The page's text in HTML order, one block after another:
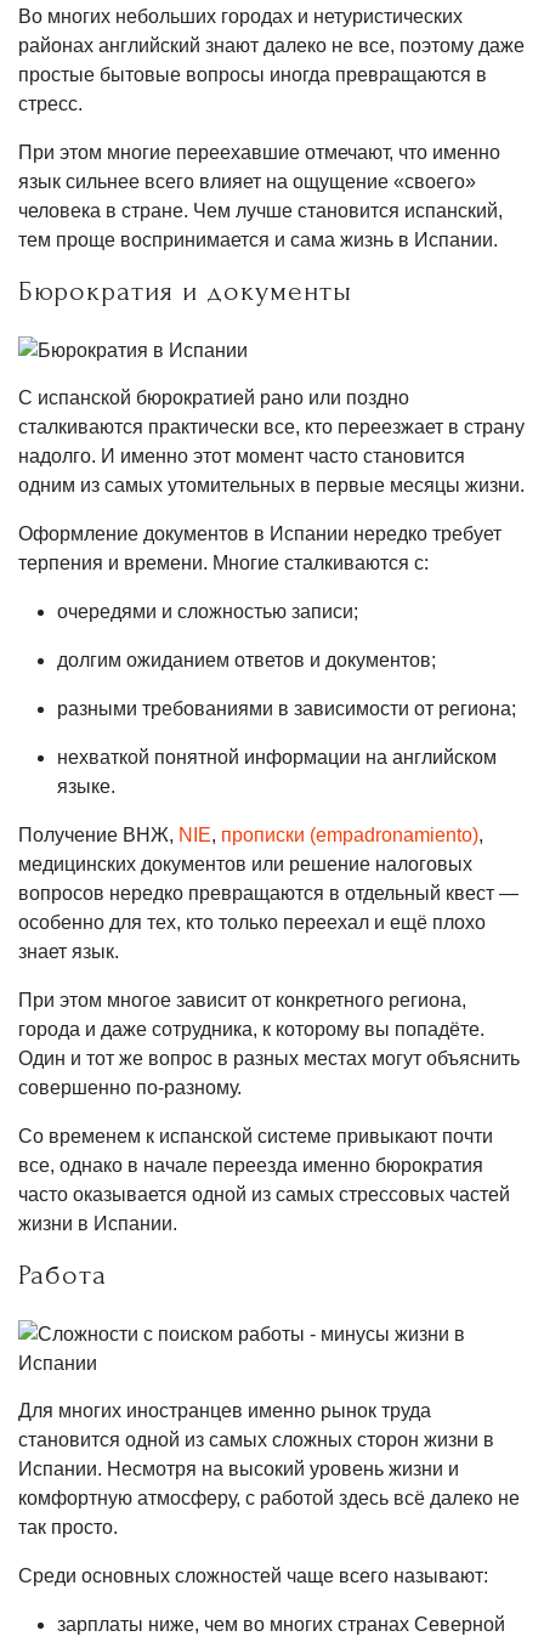
Во многих небольших городах и нетуристических
районах английский знают далеко не все, поэтому даже
простые бытовые вопросы иногда превращаются в
стресс.
При этом многие переехавшие отмечают, что именно
язык сильнее всего влияет на ощущение «своего»
человека в стране. Чем лучше становится испанский,
тем проще воспринимается и сама жизнь в Испании.
Бюрократия и документы
С испанской бюрократией рано или поздно
сталкиваются практически все, кто переезжает в страну
надолго. И именно этот момент часто становится
одним из самых утомительных в первые месяцы жизни.
Оформление документов в Испании нередко требует
терпения и времени. Многие сталкиваются с:
очередями и сложностью записи;
долгим ожиданием ответов и документов;
разными требованиями в зависимости от региона;
нехваткой понятной информации на английском
языке.
Получение ВНЖ, NIE, прописки (empadronamiento),
медицинских документов или решение налоговых
вопросов нередко превращаются в отдельный квест —
особенно для тех, кто только переехал и ещё плохо
знает язык.
При этом многое зависит от конкретного региона,
города и даже сотрудника, к которому вы попадёте.
Один и тот же вопрос в разных местах могут объяснить
совершенно по-разному.
Со временем к испанской системе привыкают почти
все, однако в начале переезда именно бюрократия
часто оказывается одной из самых стрессовых частей
жизни в Испании.
Работа
Для многих иностранцев именно рынок труда
становится одной из самых сложных сторон жизни в
Испании. Несмотря на высокий уровень жизни и
комфортную атмосферу, с работой здесь всё далеко не
так просто.
Среди основных сложностей чаще всего называют:
зарплаты ниже, чем во многих странах Северной